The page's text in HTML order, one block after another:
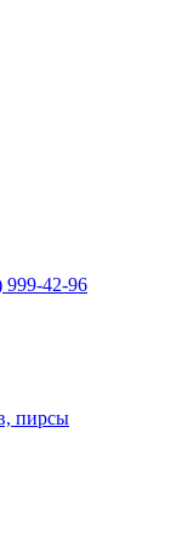
999-42-96
пирсы